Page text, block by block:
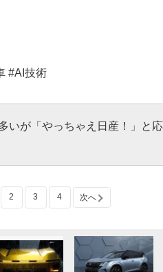
#AI技術
いが「やっちゃえ日産！」と
2 3 4 次へ